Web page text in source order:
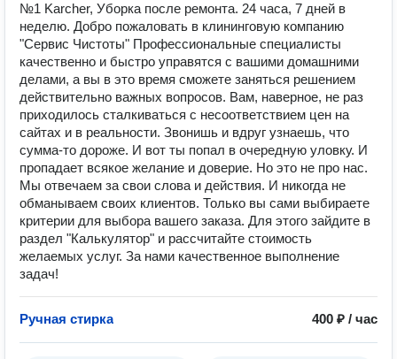
№1 Karcher, Уборка после ремонта. 24 часа, 7 дней в
неделю. Добро пожаловать в клининговую компанию
"Сервис Чистоты" Профессиональные специалисты
качественно и быстро управятся с вашими домашними
делами, а вы в это время сможете заняться решением
действительно важных вопросов. Вам, наверное, не раз
приходилось сталкиваться с несоответствием цен на
сайтах и в реальности. Звонишь и вдруг узнаешь, что
сумма-то дороже. И вот ты попал в очередную уловку. И
пропадает всякое желание и доверие. Но это не про нас.
Мы отвечаем за свои слова и действия. И никогда не
обманываем своих клиентов. Только вы сами выбираете
критерии для выбора вашего заказа. Для этого зайдите в
раздел "Калькулятор" и рассчитайте стоимость
желаемых услуг. За нами качественное выполнение
задач!
Ручная стирка 400 ₽ / час